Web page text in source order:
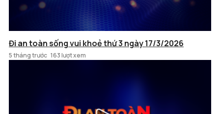
Đi an toàn sống vui khoẻ thứ 3 ngày 17/3/2026
5 tháng trước 163 lượt xem